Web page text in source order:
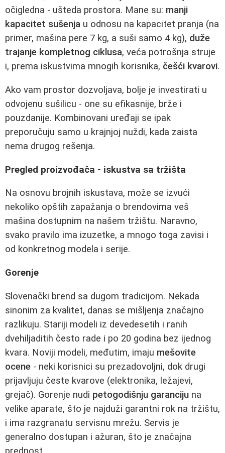
očigledna - ušteda prostora. Mane su: manji
kapacitet sušenja u odnosu na kapacitet pranja (na
primer, mašina pere 7 kg, a suši samo 4 kg), duže
trajanje kompletnog ciklusa, veća potrošnja struje
i, prema iskustvima mnogih korisnika, češći kvarovi.
Ako vam prostor dozvoljava, bolje je investirati u
odvojenu sušilicu - one su efikasnije, brže i
pouzdanije. Kombinovani uređaji se ipak
preporučuju samo u krajnjoj nuždi, kada zaista
nema drugog rešenja.
Pregled proizvođača - iskustva sa tržišta
Na osnovu brojnih iskustava, može se izvući
nekoliko opštih zapažanja o brendovima veš
mašina dostupnim na našem tržištu. Naravno,
svako pravilo ima izuzetke, a mnogo toga zavisi i
od konkretnog modela i serije.
Gorenje
Slovenački brend sa dugom tradicijom. Nekada
sinonim za kvalitet, danas se mišljenja značajno
razlikuju. Stariji modeli iz devedesetih i ranih
dvehiljaditih često rade i po 20 godina bez ijednog
kvara. Noviji modeli, međutim, imaju mešovite
ocene - neki korisnici su prezadovoljni, dok drugi
prijavljuju česte kvarove (elektronika, ležajevi,
grejač). Gorenje nudi petogodišnju garanciju na
velike aparate, što je najduži garantni rok na tržištu,
i ima razgranatu servisnu mrežu. Servis je
generalno dostupan i ažuran, što je značajna